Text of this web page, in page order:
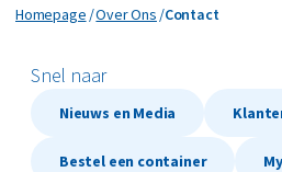
Homepage Over Ons Contact
Contact
Snel naar
Nieuws en Media
Bestel een container